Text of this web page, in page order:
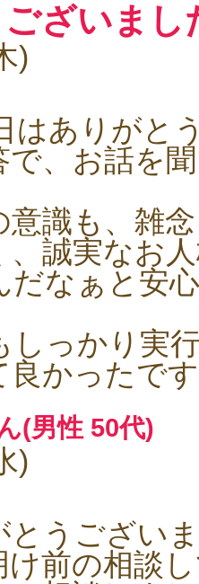
ざいまし
)
はありがと
で、お話を
意識も、雑
、誠実なお
だなぁと安
しっかり実
良かったで
(男性 50代)
)
とうござい
け前の相談